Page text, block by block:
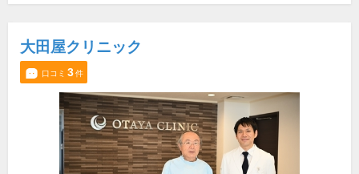
大田屋クリニック
口コミ 3件